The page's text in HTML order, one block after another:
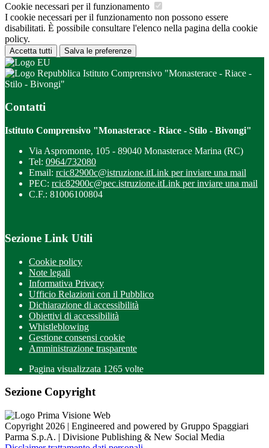
Cookie necessari per il funzionamento
I cookie necessari per il funzionamento non possono essere
disabilitati. È possibile consultare l'elenco nella pagina della cookie
policy.
Accetta tutti Salva le preferenze
Istituto Comprensivo "Monasterace - Riace -
Stilo - Bivongi"
Contatti
Istituto Comprensivo "Monasterace - Riace - Stilo - Bivongi"
Via Aspromonte, 105 - 89040 Monasterace Marina (RC)
Tel: 0964/732080
Email: rcic82900c@istruzione.itLink per inviare una mail
PEC: rcic82900c@pec.istruzione.itLink per inviare una mail
C.F.: 81006100804
Sezione Link Utili
Cookie policy
Note legali
Informativa Privacy
Ufficio Relazioni con il Pubblico
Dichiarazione di accessibilità
Obiettivi di accessibilità
Whistleblowing
Gestione consensi cookie
Amministrazione trasparente
Pagina visualizzata 1265 volte
Sezione Copyright
Copyright 2026 | Engineered and powered by Gruppo Spaggiari
Parma S.p.A. | Divisione Publishing & New Social Media